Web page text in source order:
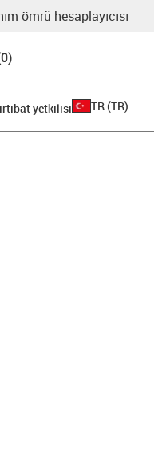
ömrü hesaplayıcısı
yetkilisi TR (TR)